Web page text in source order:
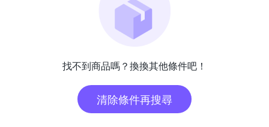
找不到商品嗎？換換其他條件吧！
清除條件再搜尋